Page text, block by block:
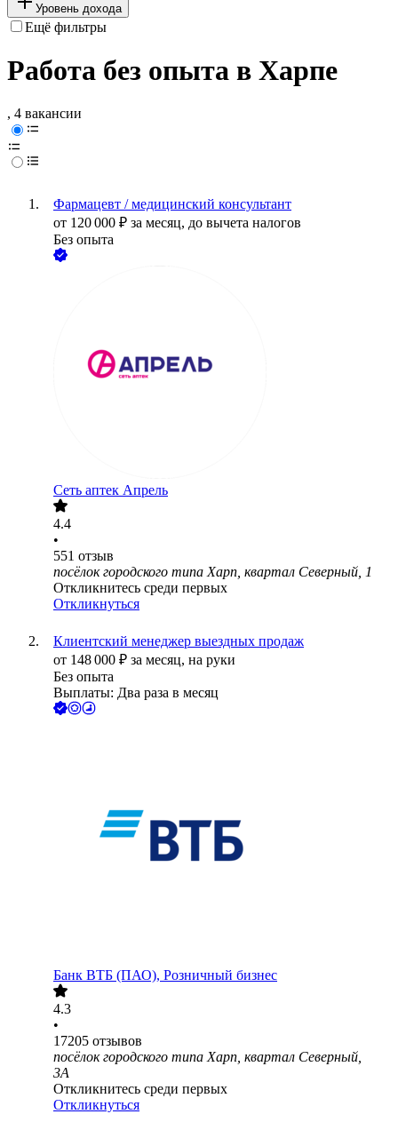
Уровень дохода
Ещё фильтры
Работа без опыта в Харпе
, 4 вакансии
Фармацевт / медицинский консультант
от 120 000 ₽ за месяц, до вычета налогов
Без опыта
Сеть аптек Апрель
4.4
•
551 отзыв
посёлок городского типа Харп, квартал Северный, 1
Откликнитесь среди первых
Откликнуться
Клиентский менеджер выездных продаж
от 148 000 ₽ за месяц, на руки
Без опыта
Выплаты: Два раза в месяц
Банк ВТБ (ПАО), Розничный бизнес
4.3
•
17205 отзывов
посёлок городского типа Харп, квартал Северный,
3А
Откликнитесь среди первых
Откликнуться